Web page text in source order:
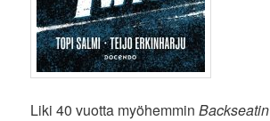
Liki 40 vuotta myöhemminBackseatin